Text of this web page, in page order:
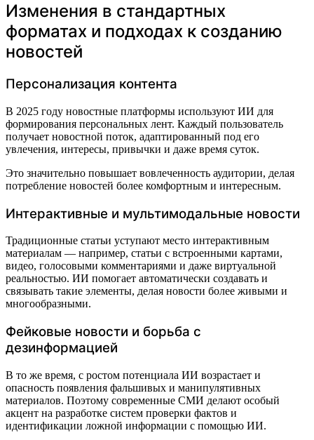
Изменения в стандартных
форматах и подходах к созданию
новостей
Персонализация контента
В 2025 году новостные платформы используют ИИ для
формирования персональных лент. Каждый пользователь
получает новостной поток, адаптированный под его
увлечения, интересы, привычки и даже время суток.
Это значительно повышает вовлеченность аудитории, делая
потребление новостей более комфортным и интересным.
Интерактивные и мультимодальные новости
Традиционные статьи уступают место интерактивным
материалам — например, статьи с встроенными картами,
видео, голосовыми комментариями и даже виртуальной
реальностью. ИИ помогает автоматически создавать и
связывать такие элементы, делая новости более живыми и
многообразными.
Фейковые новости и борьба с
дезинформацией
В то же время, с ростом потенциала ИИ возрастает и
опасность появления фальшивых и манипулятивных
материалов. Поэтому современные СМИ делают особый
акцент на разработке систем проверки фактов и
идентификации ложной информации с помощью ИИ.